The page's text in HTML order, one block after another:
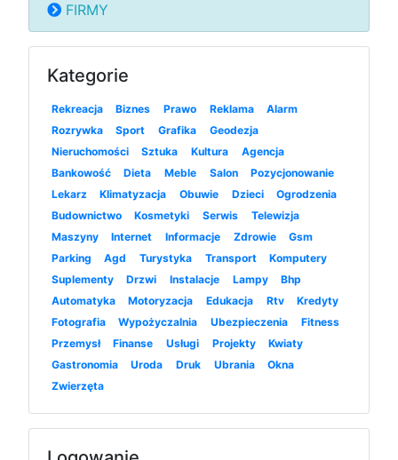
FIRMY
Kategorie
Rekreacja Biznes Prawo Reklama
Alarm
Rozrywka
Sport Grafika
Geodezja
Nieruchomości
Sztuka Kultura
Agencja
Bankowość
Dieta Meble Salon
Pozycjonowanie
Lekarz
Klimatyzacja Obuwie Dzieci
Ogrodzenia
Budownictwo
Kosmetyki Serwis
Telewizja
Maszyny
Internet Informacje Zdrowie
Gsm
Parking
Agd Turystyka Transport
Komputery
Suplementy
Drzwi Instalacje Lampy
Bhp
Automatyka
Motoryzacja Edukacja Rtv
Kredyty
Fotografia
Wypożyczalnia Ubezpieczenia
Fitness
Przemysł
Finanse Usługi Projekty
Kwiaty
Gastronomia
Uroda Druk Ubrania
Okna
Zwierzęta